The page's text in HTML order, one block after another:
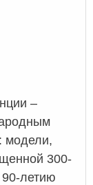
–
модели,
300-
летию